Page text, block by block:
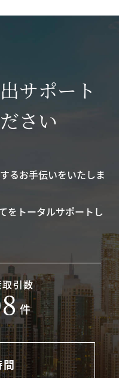
サポート
さい
るお手伝いをいたしま
をトータルサポートし
引数
件
間